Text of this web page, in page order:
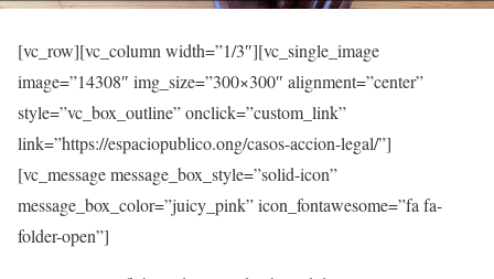
[vc_row][vc_column width=”1/3″][vc_single_image
image=”14308″ img_size=”300×300″ alignment=”center”
style=”vc_box_outline” onclick=”custom_link”
link=”https://espaciopublico.ong/casos-accion-legal/”]
[vc_message message_box_style=”solid-icon”
message_box_color=”juicy_pink” icon_fontawesome=”fa fa-
folder-open”]